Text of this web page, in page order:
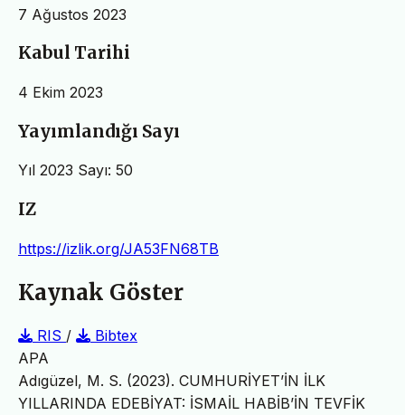
7 Ağustos 2023
Kabul Tarihi
4 Ekim 2023
Yayımlandığı Sayı
Yıl 2023 Sayı: 50
IZ
https://izlik.org/JA53FN68TB
Kaynak Göster
RIS /
Bibtex
APA
Adıgüzel, M. S. (2023). CUMHURİYET’İN İLK
YILLARINDA EDEBİYAT: İSMAİL HABİB’İN TEVFİK